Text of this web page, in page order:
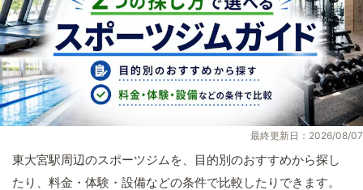
最終更新日：2026/08/07
東大宮駅周辺のスポーツジムを、目的別のおすすめから探し
たり、料金・体験・設備などの条件で比較したりできます。